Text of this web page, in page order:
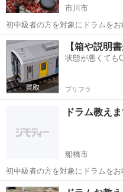
市川市
初中級者の方を対象にドラムを
けれど、 どんな練習をしたらい
てどんなの？」 などなど、特に
はないでしょうか？ ぜひ、...
千葉 市川市 ドラム
【箱や説明
状態が悪くても
プリフラ
ドラム教え
船橋市
初中級者の方を対象にドラムを
けれど、 どんな練習をしたらい
千葉 船橋市 ドラム